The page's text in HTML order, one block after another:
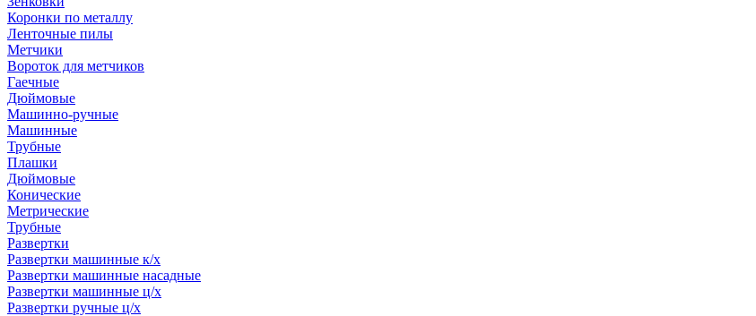
Коронки по металлу
Ленточные пилы
Метчики
Вороток для метчиков
Гаечные
Дюймовые
Машинно-ручные
Машинные
Трубные
Плашки
Дюймовые
Конические
Метрические
Трубные
Развертки
Развертки машинные к/х
Развертки машинные насадные
Развертки машинные ц/х
Развертки ручные ц/х